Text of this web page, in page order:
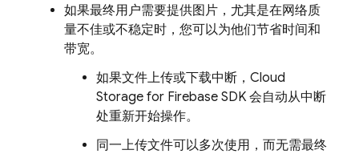
如果最终用户需要提供图片，尤其是在网络质
量不佳或不稳定时，您可以为他们节省时间和
带宽。
如果文件上传或下载中断， Cloud
Storage for Firebase SDK 会自动从中断
处重新开始操作。
同一上传文件可以多次使用，而无需最终